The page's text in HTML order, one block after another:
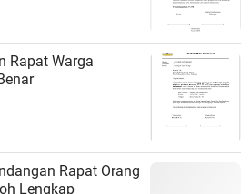
Rapat Warga
Rapat Orang
Lengkap